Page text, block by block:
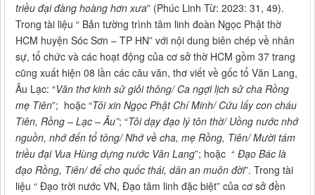
triều đại đàng hoàng hơn xưa” (Phúc Linh Từ: 2023: 31, 49).
Trong tài liệu “ Bản tường trình tâm linh đoàn Ngọc Phật thờ
HCM huyện Sóc Sơn – TP HN” với nội dung biên chép về nhân
sự, tổ chức và các hoạt động của cơ sở thờ HCM gồm 37 trang
cũng xuất hiện 08 lần các câu văn, thơ viết về gốc tổ Văn Lang,
Âu Lạc: “Văn thơ kinh sử giỏi thông/ Ca ngợi lịch sử cha Rồng
mẹ Tiên”; hoặc “Tôi xin Ngọc Phật Chí Minh/ Cứu lấy con cháu
Tiên, Rồng – Lạc – Âu”; “Tôi dạy đạo lý tôn thờ/ Uồng nước nhớ
nguồn, nhớ đến tổ tông/ Nhớ về cha, mẹ Rồng, Tiên/ Mười tám
triều đại Vua Hùng dựng nước Văn Lang”; hoặc “ Đạo Bác là
đạo Rồng, Tiên/ để cho quốc thái, dân an muôn đời”. Trong tài
liệu “ Đạo trời nước VN, Đạo tâm linh đặc biệt” của cơ sở đền